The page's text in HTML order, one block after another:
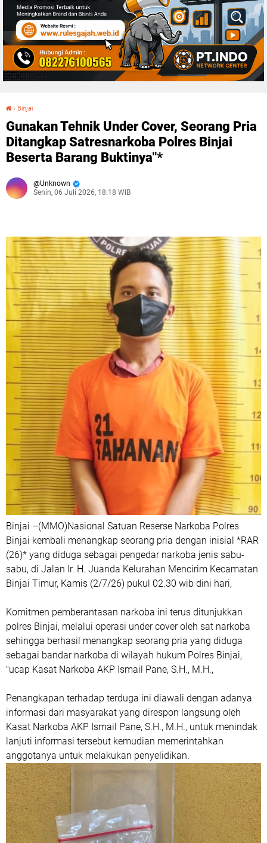
› Binjai
Gunakan Tehnik Under Cover, Seorang Pria
Ditangkap Satresnarkoba Polres Binjai
Beserta Barang Buktinya"*
Unknown
Senin, 06 Juli 2026, 18:18 WIB
Binjai –(MMO)Nasional Satuan Reserse Narkoba Polres
Binjai kembali menangkap seorang pria dengan inisial *RAR
(26)* yang diduga sebagai pengedar narkoba jenis sabu-
sabu, di Jalan Ir. H. Juanda Kelurahan Mencirim Kecamatan
Binjai Timur, Kamis (2/7/26) pukul 02.30 wib dini hari,
Komitmen pemberantasan narkoba ini terus ditunjukkan
polres Binjai, melalui operasi under cover oleh sat narkoba
sehingga berhasil menangkap seorang pria yang diduga
sebagai bandar narkoba di wilayah hukum Polres Binjai,
"ucap Kasat Narkoba AKP Ismail Pane, S.H., M.H.,
Penangkapan terhadap terduga ini diawali dengan adanya
informasi dari masyarakat yang direspon langsung oleh
Kasat Narkoba AKP Ismail Pane, S.H., M.H., untuk menindak
lanjuti informasi tersebut kemudian memerintahkan
anggotanya untuk melakukan penyelidikan.